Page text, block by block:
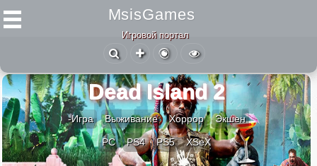
MsisGames
Игровой портал
Dead Island 2
-Игра Выживание Хоррор Экшен
PC PS4 PS5 XSeX